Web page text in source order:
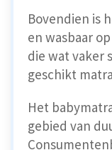
Bovendien is
en wasbaar
die wat vaker
geschikt
Het
gebied van